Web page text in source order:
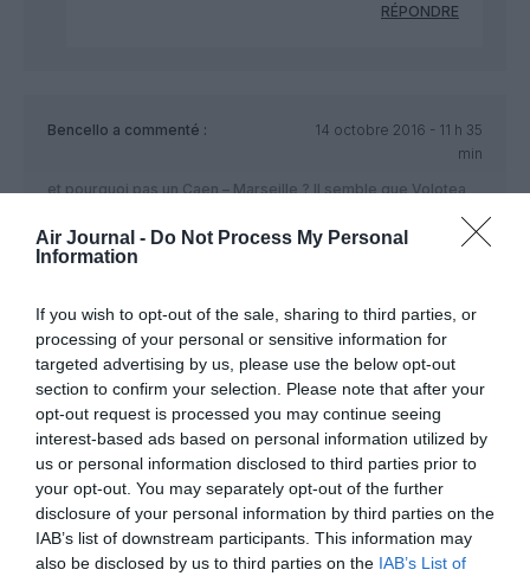
Air Journal - Do Not Process My Personal
Information
If you wish to opt-out of the sale, sharing to third parties, or
processing of your personal or sensitive information for
targeted advertising by us, please use the below opt-out
section to confirm your selection. Please note that after your
opt-out request is processed you may continue seeing
interest-based ads based on personal information utilized by
us or personal information disclosed to third parties prior to
your opt-out. You may separately opt-out of the further
disclosure of your personal information by third parties on the
IAB’s list of downstream participants. This information may
also be disclosed by us to third parties on the IAB’s List of
RÉPONDRE
Bencello a commenté :
14 octobre 2016 - 11 h 35
min
et pourquoi pas un Caen – Marseille ? Il semble que Volotea
par Hop.
Son maillage devient intéressant, reste à savoir quelle est sa
gourmande ou pas? si quelqu’un a des éléments factuels.
RÉPONDRE
Joel Ca commenté :
16 octobre 2016 - 10 h 44
min
pour quelle raison aucune compagnie n’a repris le vol
Marseille Tenerife depuis le dépôt de bilan de Air